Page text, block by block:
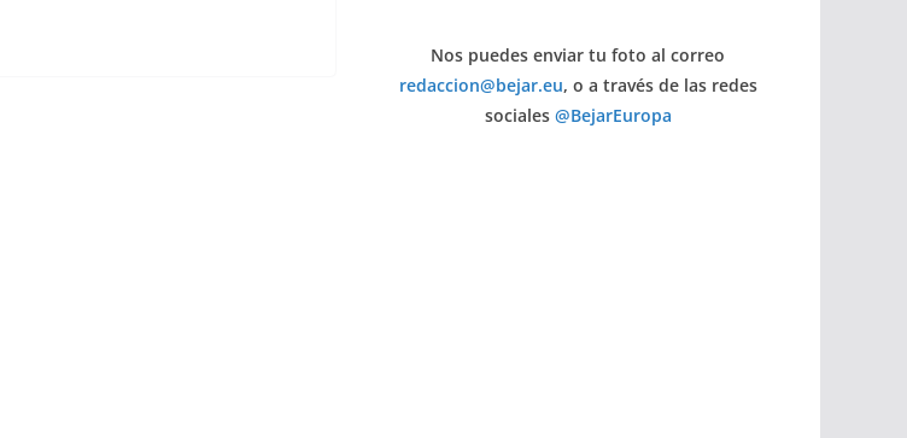
Nos puedes enviar tu foto al correo
redaccion@bejar.eu, o a través de las redes
sociales @BejarEuropa